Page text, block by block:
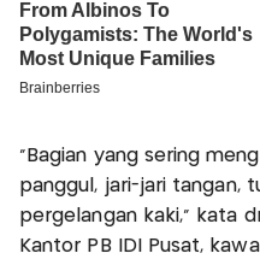
"Bagian yang sering
panggul, jari-jari tangan,
pergelangan kaki," kata
Kantor PB IDI Pusat,